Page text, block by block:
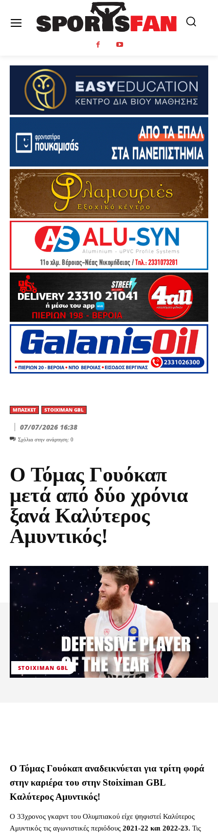
ΜΠΆΣΚΕΤ STOIXIMAN GBL
07/07/2026 16:38
Σχόλια στην ανάρτηση: 0
Ο Τόμας Γουόκαπ
μετά από δύο χρόνια
ξανά Καλύτερος
Αμυντικός!
STOIXIMAN GBL
Ο Τόμας Γουόκαπ αναδεικνύεται για τρίτη φορά
στην καριέρα του στην Stoiximan GBL
Καλύτερος Αμυντικός!
Ο 33χρονος γκαρντ του Ολυμπιακού είχε ψηφιστεί Καλύτερος
Αμυντικός τις αγωνιστικές περιόδους 2021-22 και 2022-23. Τις